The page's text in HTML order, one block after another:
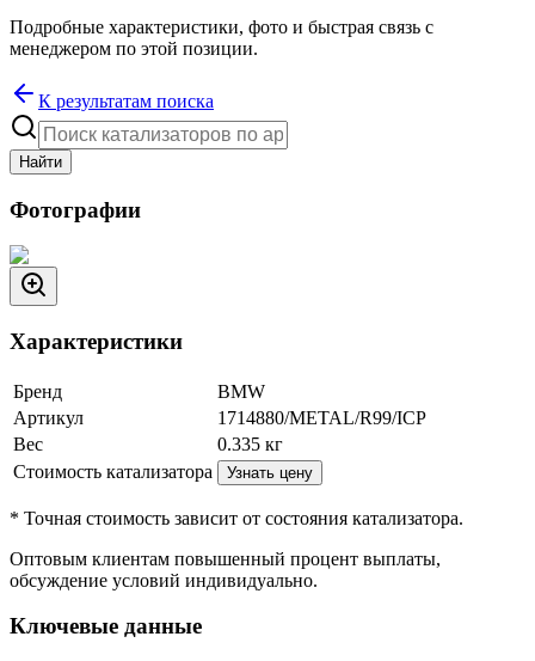
Подробные характеристики, фото и быстрая связь с
менеджером по этой позиции.
К результатам поиска
Найти
Фотографии
Характеристики
Бренд
BMW
Артикул
1714880/METAL/R99/ICP
Вес
0.335 кг
Стоимость катализатора
Узнать цену
* Точная стоимость зависит от состояния катализатора.
Оптовым клиентам повышенный процент выплаты,
обсуждение условий индивидуально.
Ключевые данные